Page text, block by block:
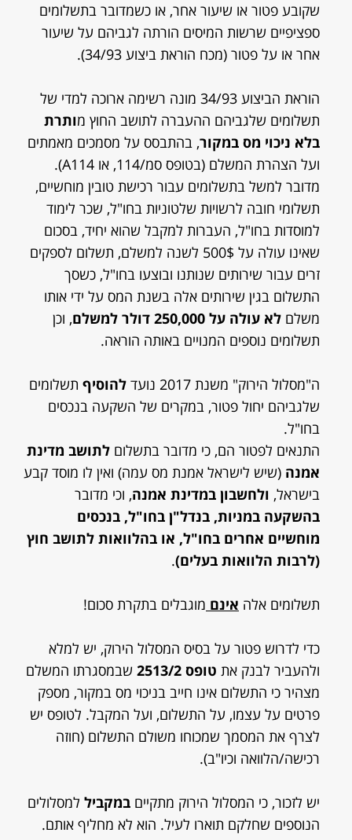
שקובע פטור או שיעור אחר, או כשמדובר בתשלומים
ספציפיים שרשות המיסים הורתה לגביהם על שיעור
אחר או על פטור (מכח הוראת ביצוע 34/93).
הוראת הביצוע 34/93 מונה רשימה ארוכה למדי של
תשלומים שלגביהם ההעברה לתושב החוץ מותרת
בלא ניכוי מס במקור, בהתבסס על מסמכים מאמתים
ועל הצהרת המשלם (בטופס סמ/114, או A114).
מדובר למשל בתשלומים עבור רכישת טובין מוחשיים,
תשלומי חובה לרשויות שלטוניות בחו"ל, שכר לימוד
למוסדות בחו"ל, העברות למקבל שהוא יחיד, בסכום
שאינו עולה על 500$ לשנה למשלם, תשלום לספקים
זרים עבור שירותים שנותנו ובוצעו בחו"ל, כשסך
התשלום בגין שירותים אלה בשנת המס על ידי אותו
משלם לא עולה על 250,000 דולר למשלם
, וכן
תשלומים נוספים המנויים באותה הוראה.
ה"מסלול הירוק" משנת 2017 נועד להוסיף תשלומים
שלגביהם יחול פטור, במקרים של השקעה בנכסים
בחו"ל.
התנאים לפטור הם, כי מדובר בתשלום לתושב מדינת
אמנה (שיש לישראל אמנת מס עמה) ואין לו מוסד קבע
בישראל, ולחשבון במדינת אמנה, וכי מדובר
בהשקעה במניות, בנדל"ן בחו"ל, בנכסים
מוחשיים אחרים בחו"ל, או בהלוואות לתושב חוץ
(לרבות הלוואות בעלים).
תשלומים אלה אינם מוגבלים בתקרת סכום!
כדי לדרוש פטור על בסיס המסלול הירוק, יש למלא
ולהעביר לבנק את טופס 2513/2
שבמסגרתו המשלם
מצהיר כי התשלום אינו חייב בניכוי מס במקור, מספק
פרטים על עצמו, על התשלום, ועל המקבל. לטופס יש
לצרף את המסמך שמכוחו משולם התשלום (חוזה
רכישה/הלוואה וכיו"ב).
יש לזכור, כי המסלול הירוק מתקיים במקביל למסלולים
הנוספים שחלקם תוארו לעיל. הוא לא מחליף אותם.